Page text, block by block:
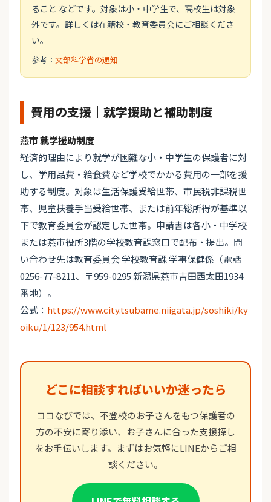
ること などです。対象は小・中学生で、高校生は対象
外です。詳しくは在籍校・教育委員会にご相談くださ
い。
参考： 文部科学省の通知
費用の支援｜就学援助と補助制度
燕市 就学援助制度
経済的理由により就学が困難な小・中学生の保護者に対
し、学用品費・給食費など学校でかかる費用の一部を援
助する制度。対象は生活保護受給世帯、市民税非課税世
帯、児童扶養手当受給世帯、または前年総所得が基準以
下で教育委員会が認定した世帯。申請書は各小・中学校
または燕市役所3階の学校教育課窓口で配布・提出。問
い合わせ先は教育委員会 学校教育課 学事保健係（電話
0256-77-8211、〒959-0295 新潟県燕市吉田西太田1934
番地）。
公式： https://www.city.tsubame.niigata.jp/soshiki/ky
oiku/1/123/954.html
どこに相談すればいいか迷ったら
ココなびでは、不登校のお子さんをもつ保護者の
方の不安に寄り添い、お子さんに合った支援探し
をお手伝いします。まずはお気軽にLINEからご相
談ください。